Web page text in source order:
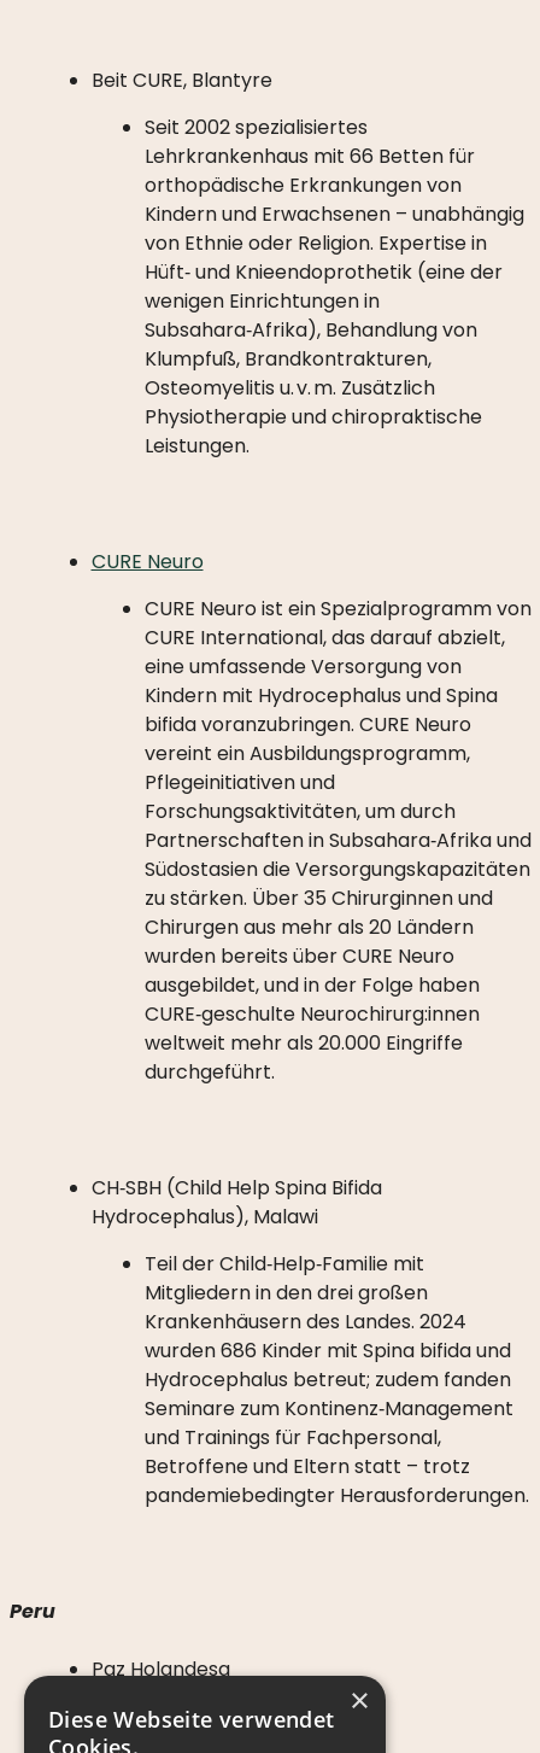
Beit CURE, Blantyre
Seit 2002 spezialisiertes
Lehrkrankenhaus mit 66 Betten für
orthopädische Erkrankungen von
Kindern und Erwachsenen – unabhängig
von Ethnie oder Religion. Expertise in
Hüft‑ und Knieendoprothetik (eine der
wenigen Einrichtungen in
Subsahara‑Afrika), Behandlung von
Klumpfuß, Brandkontrakturen,
Osteomyelitis u. v. m. Zusätzlich
Physiotherapie und chiropraktische
Leistungen.
CURE Neuro
CURE Neuro ist ein Spezialprogramm von
CURE International, das darauf abzielt,
eine umfassende Versorgung von
Kindern mit Hydrocephalus und Spina
bifida voranzubringen. CURE Neuro
vereint ein Ausbildungsprogramm,
Pflegeinitiativen und
Forschungsaktivitäten, um durch
Partnerschaften in Subsahara‑Afrika und
Südostasien die Versorgungskapazitäten
zu stärken. Über 35 Chirurginnen und
Chirurgen aus mehr als 20 Ländern
wurden bereits über CURE Neuro
ausgebildet, und in der Folge haben
CURE‑geschulte Neurochirurg:innen
weltweit mehr als 20.000 Eingriffe
durchgeführt.
CH‑SBH (Child Help Spina Bifida
Hydrocephalus), Malawi
Teil der Child‑Help‑Familie mit
Mitgliedern in den drei großen
Krankenhäusern des Landes. 2024
wurden 686 Kinder mit Spina bifida und
Hydrocephalus betreut; zudem fanden
Seminare zum Kontinenz‑Management
und Trainings für Fachpersonal,
Betroffene und Eltern statt – trotz
pandemiebedingter Herausforderungen.
Peru
Paz Holandesa
(Informationen folgen)×
Diese Webseite verwendet
Cookies.